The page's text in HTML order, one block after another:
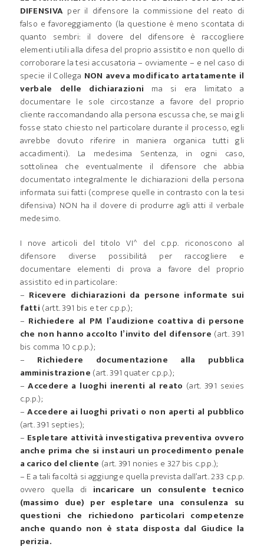
DIFENSIVA per il difensore la commissione del reato di
falso e favoreggiamento (la questione è meno scontata di
quanto sembri: il dovere del difensore è raccogliere
elementi utili alla difesa del proprio assistito e non quello di
corroborare la tesi accusatoria – ovviamente – e nel caso di
specie il Collega NON aveva modificato artatamente il
verbale delle dichiarazioni ma si era limitato a
documentare le sole circostanze a favore del proprio
cliente raccomandando alla persona escussa che, se mai gli
fosse stato chiesto nel particolare durante il processo, egli
avrebbe dovuto riferire in maniera organica tutti gli
accadimenti). La medesima Sentenza, in ogni caso,
sottolinea che eventualmente il difensore che abbia
documentato integralmente le dichiarazioni della persona
informata sui fatti (comprese quelle in contrasto con la tesi
difensiva) NON ha il dovere di produrre agli atti il verbale
medesimo.
I nove articoli del titolo VI^ del c.p.p. riconoscono al
difensore diverse possibilità per raccogliere e
documentare elementi di prova a favore del proprio
assistito ed in particolare:
– Ricevere dichiarazioni da persone informate sui
fatti (artt. 391 bis e ter c.p.p.);
– Richiedere al PM l’audizione coattiva di persone
che non hanno accolto l’invito del difensore (art. 391
bis comma 10 c.p.p.);
– Richiedere documentazione alla pubblica
amministrazione (art. 391 quater c.p.p.);
–Accedere a luoghi inerenti al reato (art. 391 sexies
c.p.p.);
–Accedere ai luoghi privati o non aperti al pubblico
(art. 391 septies);
– Espletare attività investigativa preventiva ovvero
anche prima che si instauri un procedimento penale
a carico del cliente (art. 391 nonies e 327 bis c.p.p.);
– E a tali facoltà si aggiunge quella prevista dall’art. 233 c.p.p.
ovvero quella di incaricare un consulente tecnico
(massimo due) per espletare una consulenza su
questioni che richiedono particolari competenze
anche quando non è stata disposta dal Giudice la
perizia.